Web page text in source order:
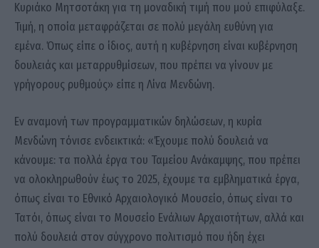
Κυριάκο Μητσοτάκη για τη μοναδική τιμή που μού επιφύλαξε.
Τιμή, η οποία μεταφράζεται σε πολύ μεγάλη ευθύνη για
εμένα. Όπως είπε ο ίδιος, αυτή η κυβέρνηση είναι κυβέρνηση
δουλειάς και μεταρρυθμίσεων, που πρέπει να γίνουν με
γρήγορους ρυθμούς» είπε η Λίνα Μενδώνη.
Εν αναμονή των προγραμματικών δηλώσεων, η κυρία
Μενδώνη τόνισε ενδεικτικά: «Έχουμε πολύ δουλειά να
κάνουμε: τα πολλά έργα του Ταμείου Ανάκαμψης, που πρέπει
να ολοκληρωθούν έως το 2025, έχουμε τα εμβληματικά έργα,
όπως είναι το Εθνικό Αρχαιολογικό Μουσείο, όπως είναι το
Τατόι, όπως είναι το Μουσείο Ενάλιων Αρχαιοτήτων, αλλά και
πολύ δουλειά στον σύγχρονο πολιτισμό που ήδη έχει